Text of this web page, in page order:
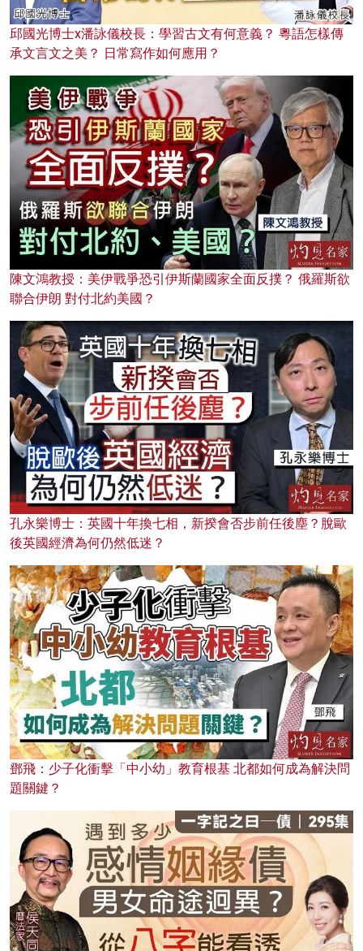
邱國光博士x潘詠儀校長：學習古文有何意義？ 粵語怎樣傳
承文言文之美？ 日常寫作如何應用？
陳文鴻教授：美伊戰爭恐引伊斯蘭國家全面反撲？ 俄羅斯欲
聯合伊朗 對付北約美國？
孔永樂博士：英國十年換七相，新揆會否步前任後塵？脫歐
後英國經濟為何仍然低迷？
鄧飛：少子化衝擊「中小幼」教育根基 北都如何成為解決問
題關鍵？